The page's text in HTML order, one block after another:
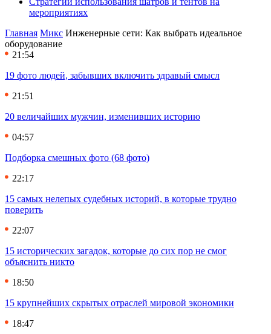
мероприятиях
Главная Микс Инженерные сети: Как выбрать идеальное
оборудование
21:54
19 фото людей, забывших включить здравый смысл
21:51
20 величайших мужчин, изменивших историю
04:57
Подборка смешных фото (68 фото)
22:17
15 самых нелепых судебных историй, в которые трудно
поверить
22:07
15 исторических загадок, которые до сих пор не смог
объяснить никто
18:50
15 крупнейших скрытых отраслей мировой экономики
18:47